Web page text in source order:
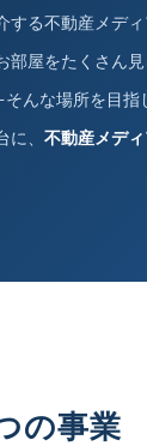
する不動産メデ
屋をたくさん
んな場所を目指
、 不動産メデ
の事業